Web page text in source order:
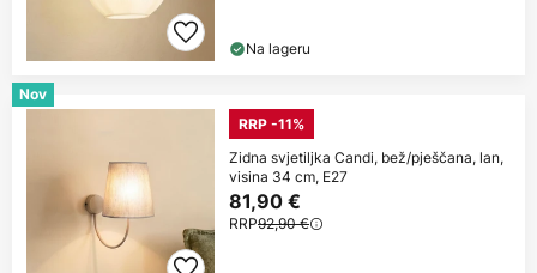
Na lageru
Nov
RRP -11%
Zidna svjetiljka Candi, bež/pješčana, lan,
visina 34 cm, E27
81,90 €
RRP92,90 €